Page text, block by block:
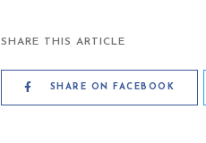
SHARE THIS ARTICLE
SHARE ON FACEBOOK